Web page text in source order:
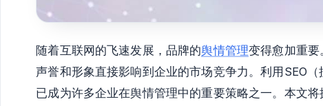
随着互联网的飞速发展，品牌的舆情管理变得愈加重
声誉和形象直接影响到企业的市场竞争力。利用SEO
已成为许多企业在舆情管理中的重要策略之一。本文